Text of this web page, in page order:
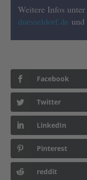
Weitere Infos unter
duesseldorf.de und
Facebook
Twitter
LinkedIn
Pinterest
reddit